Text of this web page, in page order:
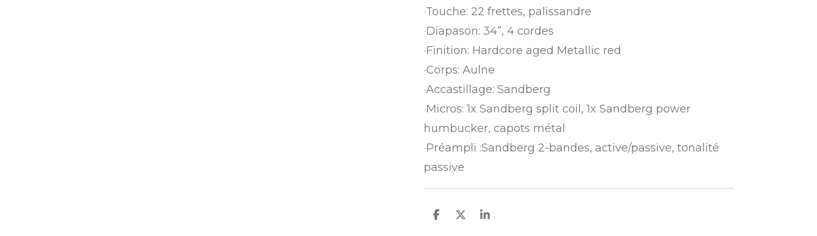
·Touche: 22 frettes, palissandre
·Diapason: 34”, 4 cordes
·Finition: Hardcore aged Metallic red
·Corps: Aulne
·Accastillage: Sandberg
·Micros: 1x Sandberg split coil, 1x Sandberg power
humbucker, capots métal
·Préampli :Sandberg 2-bandes, active/passive, tonalité
passive
P
P
P